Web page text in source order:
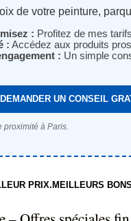
de votre peinture,
: Profitez de mes
: Accédez aux produits
: Un simple
DEMANDER UN CONSEIL
proximité à Paris.
PRIX.MEILLEURS